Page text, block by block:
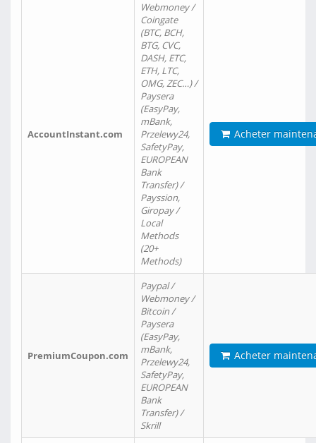
AccountInstant.com
Webmoney /
Coingate
(BTC, BCH,
BTG, CVC,
DASH, ETC,
ETH, LTC,
OMG, ZEC…) /
Paysera
(EasyPay,
mBank,
Przelewy24,
SafetyPay,
EUROPEAN
Bank
Transfer) /
Payssion,
Giropay /
Local
Methods
(20+
Methods)
Acheter
PremiumCoupon.com
Paypal /
Webmoney /
Bitcoin /
Paysera
(EasyPay,
mBank,
Przelewy24,
SafetyPay,
EUROPEAN
Bank
Transfer) /
Skrill
Acheter